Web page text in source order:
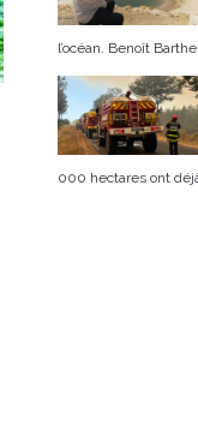
l’océan. Benoît
000 hectares ont